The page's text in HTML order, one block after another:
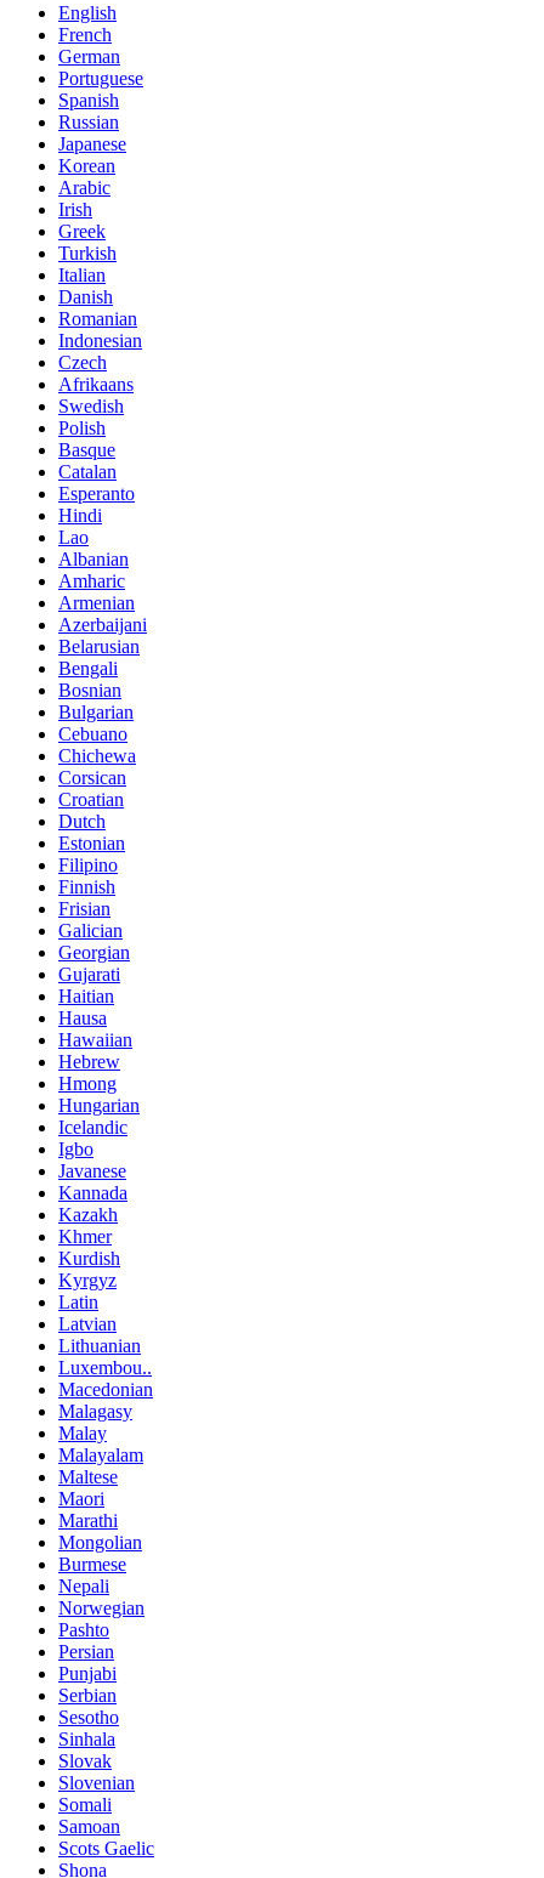
English
French
German
Portuguese
Spanish
Russian
Japanese
Korean
Arabic
Irish
Greek
Turkish
Italian
Danish
Romanian
Indonesian
Czech
Afrikaans
Swedish
Polish
Basque
Catalan
Esperanto
Hindi
Lao
Albanian
Amharic
Armenian
Azerbaijani
Belarusian
Bengali
Bosnian
Bulgarian
Cebuano
Chichewa
Corsican
Croatian
Dutch
Estonian
Filipino
Finnish
Frisian
Galician
Georgian
Gujarati
Haitian
Hausa
Hawaiian
Hebrew
Hmong
Hungarian
Icelandic
Igbo
Javanese
Kannada
Kazakh
Khmer
Kurdish
Kyrgyz
Latin
Latvian
Lithuanian
Luxembou..
Macedonian
Malagasy
Malay
Malayalam
Maltese
Maori
Marathi
Mongolian
Burmese
Nepali
Norwegian
Pashto
Persian
Punjabi
Serbian
Sesotho
Sinhala
Slovak
Slovenian
Somali
Samoan
Scots Gaelic
Shona